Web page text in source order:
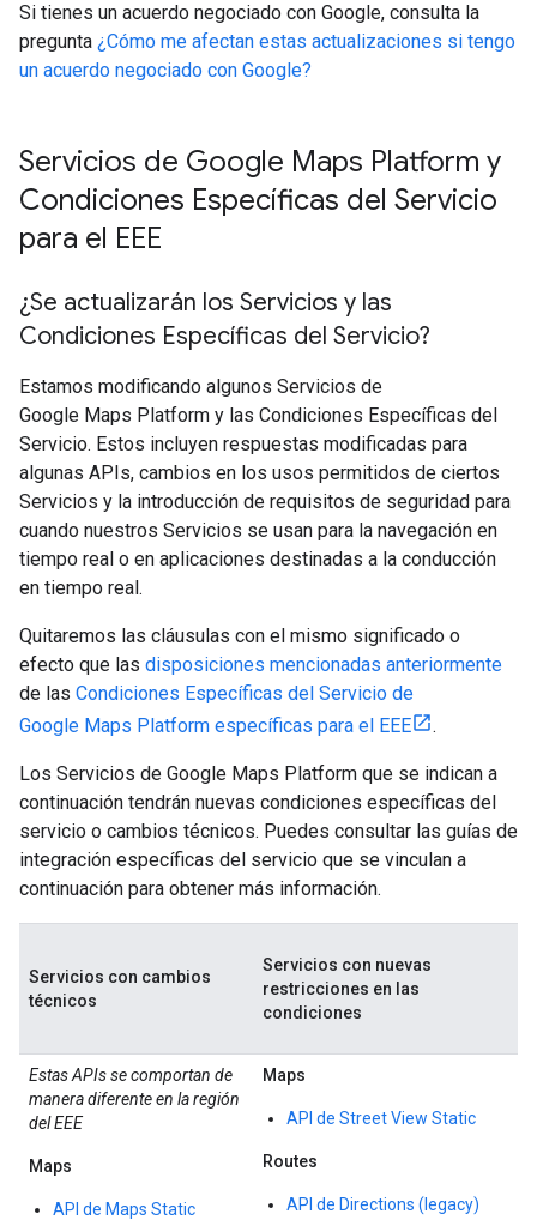
Si tienes un acuerdo negociado con Google, consulta la
pregunta ¿Cómo me afectan estas actualizaciones si tengo
un acuerdo negociado con Google?
Servicios de Google Maps Platform y
Condiciones Específicas del Servicio
para el EEE
¿Se actualizarán los Servicios y las
Condiciones Específicas del Servicio?
Estamos modificando algunos Servicios de
Google Maps Platform y las Condiciones Específicas del
Servicio. Estos incluyen respuestas modificadas para
algunas APIs, cambios en los usos permitidos de ciertos
Servicios y la introducción de requisitos de seguridad para
cuando nuestros Servicios se usan para la navegación en
tiempo real o en aplicaciones destinadas a la conducción
en tiempo real.
Quitaremos las cláusulas con el mismo significado o
efecto que las disposiciones mencionadas anteriormente
de las Condiciones Específicas del Servicio de
Google Maps Platform específicas para el EEE
.
Los Servicios de Google Maps Platform que se indican a
continuación tendrán nuevas condiciones específicas del
servicio o cambios técnicos. Puedes consultar las guías de
integración específicas del servicio que se vinculan a
continuación para obtener más información.
Servicios con cambios
técnicos
Servicios con nuevas
restricciones en las
condiciones
Estas APIs se comportan de
manera diferente en la región
del EEE
Maps
API de Maps Static
Maps
API de Street View Static
Routes
API de Directions (legacy)